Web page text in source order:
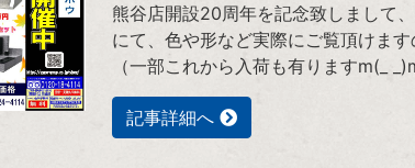
熊谷店開設20周年を記念致しまして
にて、色や形など実際にご覧頂けま
（一部これから入荷も有りますm(_
記事詳細へ